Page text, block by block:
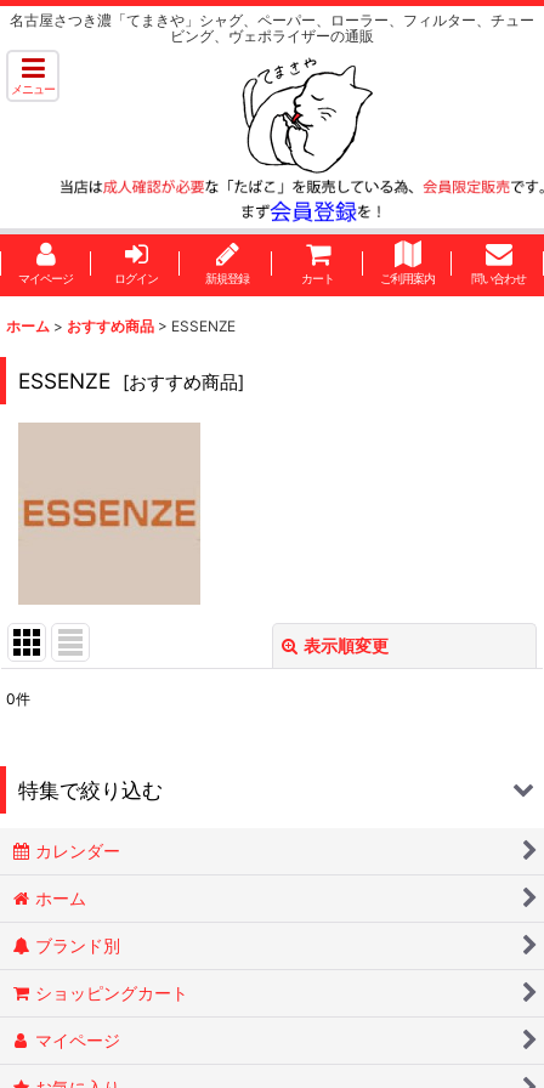
名古屋さつき濃「てまきや」シャグ、ペーパー、ローラー、フィルター、チュー
ビング、ヴェポライザーの通販
メニュー
マイページ ログイン 新規登録 カート ご利用案内 問い合わせ
ホーム > おすすめ商品 > ESSENZE
ESSENZE [おすすめ商品]
表示順変更
0件
特集で絞り込む
ESSENZE
カレンダー
ホーム
ブランド別
ショッピングカート
マイページ